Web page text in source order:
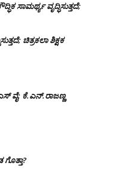
ಸಾಮರ್ಥ್ಯ ವೃದ್ಧಿಸುತ್ತದೆ;
ಚಿತ್ರಕಲಾ ಶಿಕ್ಷಕ
ವೈ: ಕೆ.ಎನ್.ರಾಜಣ್ಣ